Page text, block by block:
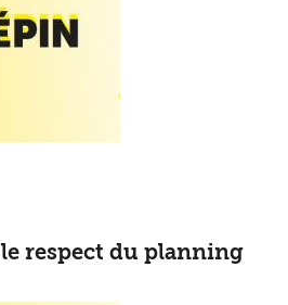
respect du planning